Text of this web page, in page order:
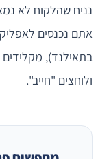
נניח שהלקוח לא
אתם נכנסים
ולוחצים "חייב".